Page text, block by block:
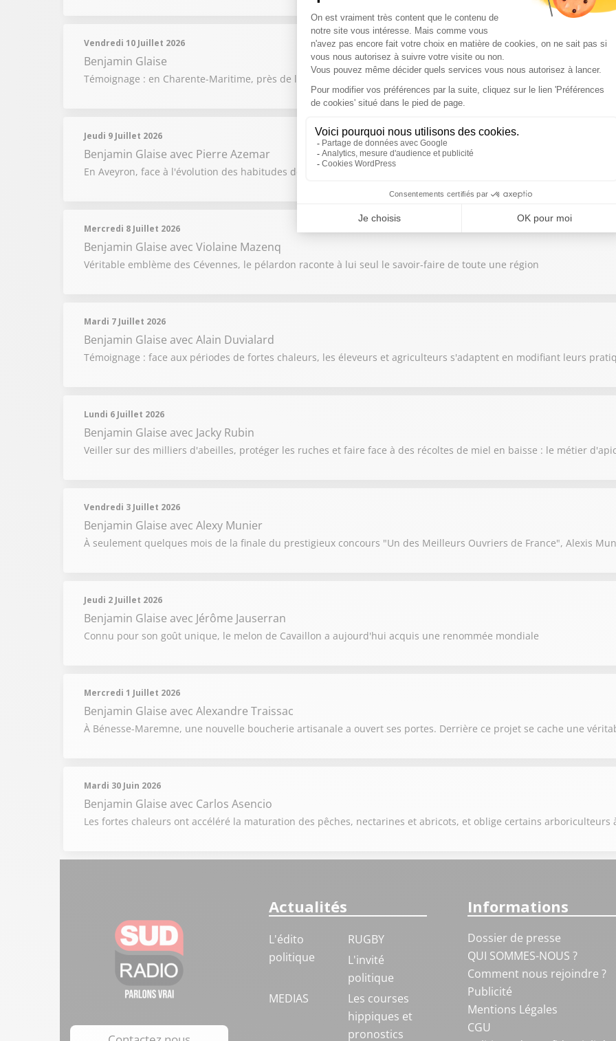
Vendredi 10 Juillet 2026
Benjamin Glaise
Témoignage : en Charente-Maritime, près de l'île d’Oléron, Nicolas Mureau a su innover face à la hausse des
Jeudi 9 Juillet 2026
Benjamin Glaise avec Pierre Azemar
En Aveyron, face à l'évolution des habitudes de consommation, certaines boucheries misent sur la diversification
Mercredi 8 Juillet 2026
Benjamin Glaise avec Violaine Mazenq
Véritable emblème des Cévennes, le pélardon raconte à lui seul le savoir-faire de toute une région
Mardi 7 Juillet 2026
Benjamin Glaise avec Alain Duvialard
Témoignage : face aux périodes de fortes chaleurs, les éleveurs et agriculteurs s'adaptent en modifiant leurs
Lundi 6 Juillet 2026
Benjamin Glaise avec Jacky Rubin
Veiller sur des milliers d'abeilles, protéger les ruches et faire face à des récoltes de miel en baisse : le métier
Vendredi 3 Juillet 2026
Benjamin Glaise avec Alexy Munier
À seulement quelques mois de la finale du prestigieux concours "Un des Meilleurs Ouvriers de France", Alexis
Jeudi 2 Juillet 2026
Benjamin Glaise avec Jérôme Jauserran
Connu pour son goût unique, le melon de Cavaillon a aujourd'hui acquis une renommée mondiale
Mercredi 1 Juillet 2026
Benjamin Glaise avec Alexandre Traissac
À Bénesse-Maremne, une nouvelle boucherie artisanale a ouvert ses portes. Derrière ce projet se cache une
Mardi 30 Juin 2026
Benjamin Glaise avec Carlos Asencio
Les fortes chaleurs ont accéléré la maturation des pêches, nectarines et abricots, et oblige certains arboriculteurs
Actualités
L'édito
politique
RUGBY
L'invité
politique
MEDIAS
Les courses
hippiques et
pronostics
Informations
Dossier de presse
QUI SOMMES-NOUS ?
Comment nous rejoindre ?
Publicité
Mentions Légales
CGU